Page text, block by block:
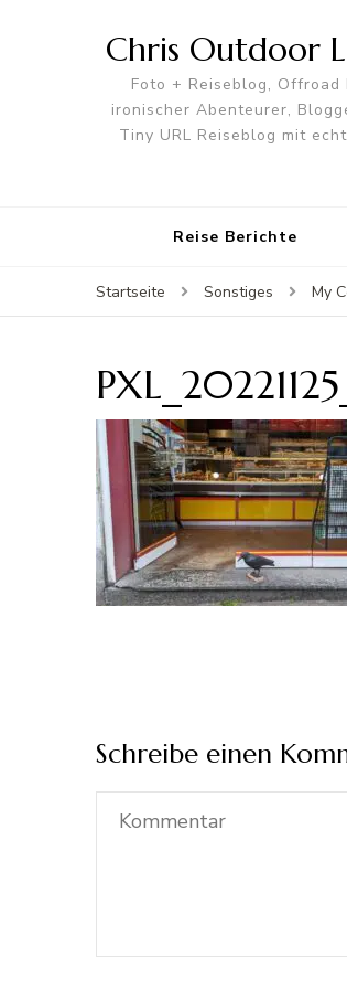
Chris Outdoor
Foto + Reiseblog,
ironischer Abenteurer,
Tiny URL Reiseblog mit
Reise Berichte
Startseite Sonstiges My
Schreibe einen